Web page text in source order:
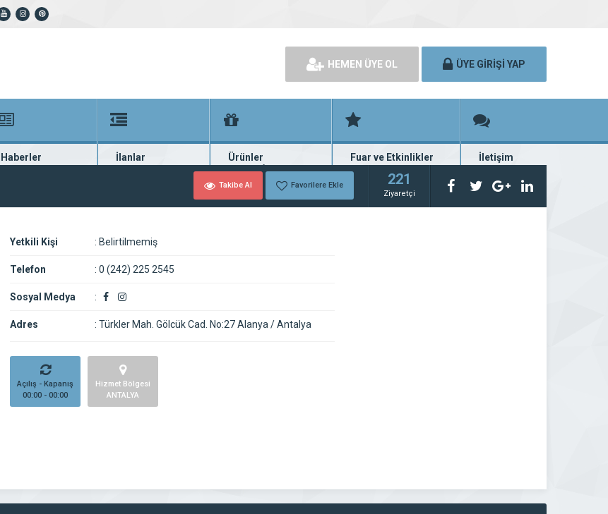
HEMEN ÜYE OL ÜYE GİRİŞİ YAP
Haberler
En güncel haberler
İlanlar
Güncel seri ilanlar
Ürünler
Binlerce firma ürünü
Fuar ve Etkinlikler
Fuar ve etkinlik planları
İletişim
Bize ulaşın
Takibe Al Favorilere Ekle 221
Ziyaretçi
Yetkili Kişi : Belirtilmemiş
Telefon : 0 (242) 225 2545
Sosyal Medya :
Adres : Türkler Mah. Gölcük Cad. No:27 Alanya / Antalya
Açılış - Kapanış
00:00 - 00:00
Hizmet Bölgesi
ANTALYA